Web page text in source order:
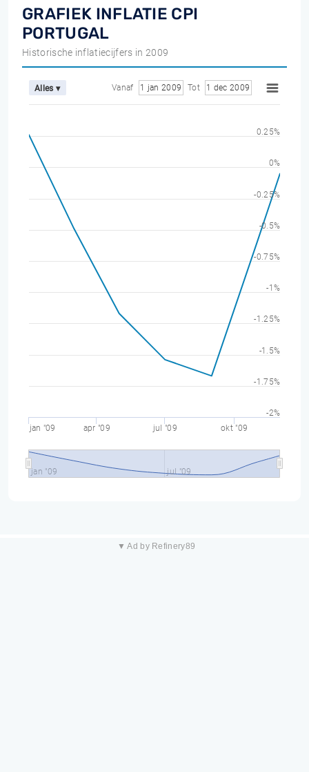
GRAFIEK INFLATIE CPI
PORTUGAL
Historische inflatiecijfers in 2009
Alles ▾ Vanaf 1 jan 2009 Tot 1 dec 2009
jan "09 apr "09 jul "09 okt "09
jan "09 jul "09
-2%
-1.75%
-1.5%
-1.25%
-1%
-0.75%
-0.5%
-0.25%
0%
0.25%
▼ Ad by Refinery89